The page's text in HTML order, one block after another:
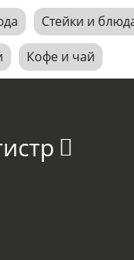
Стейки и
Кофе и чай